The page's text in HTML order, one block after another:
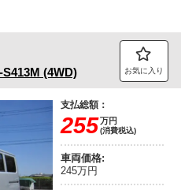
S413M (4WD) お気に入り
支払総額：
255万円
(消費税込)
車両価格:
245万円